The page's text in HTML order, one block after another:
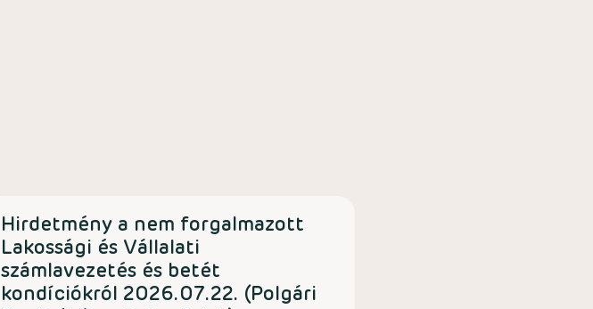
Hirdetmény a nem forgalmazott
Lakossági és Vállalati
számlavezetés és betét
kondíciókról 2026.07.22. (Polgári